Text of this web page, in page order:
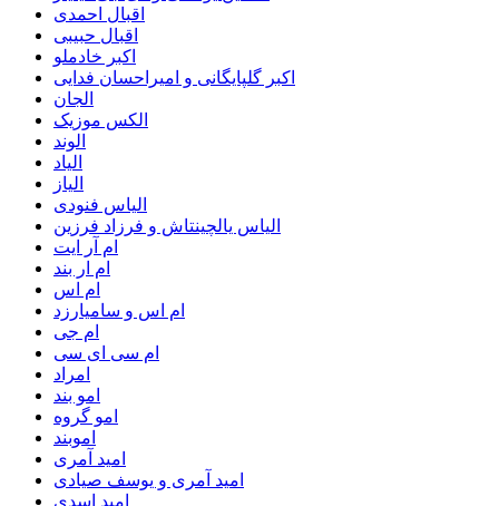
اقبال احمدی
اقبال حبیبی
اکبر خادملو
اکبر گلپایگانی و امیراحسان فدایی
الجان
الکس موزیک
الوند
الیاد
الیاز
الیاس فنودی
الیاس یالچینتاش و فرزاد فرزین
ام آر ایت
ام‌ ار بند
ام اس
ام اس و سامیارزد
ام جی
ام سی ای سی
امراد
امو بند
امو گروه
اموبند
امید آمری
امید آمری و یوسف صیادی
امید اسدی